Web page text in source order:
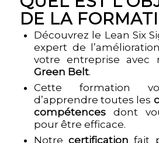
QUEL EST
DE LA
Découvrez le Lean Six
expert de
votre entreprise avec
Green Belt
Cette formation
d’apprendre toutes les
compétencesdont
pour être efficace.